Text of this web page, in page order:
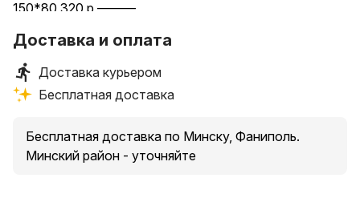
150*80 320 р ———
Ликвидация, уточняйте остатки, пишите
Компьютерный стол к100 - это устойчивый, крепкий
стол по очень выгодной цене. По конструкции
представляет собой столешницу, две опоры и царгу.
устойчивость без прогибов.
Доставка и оплата
Доставка курьером
Бесплатная доставка
Бесплатная доставка по Минску, Фаниполь.
Минский район - уточняйте